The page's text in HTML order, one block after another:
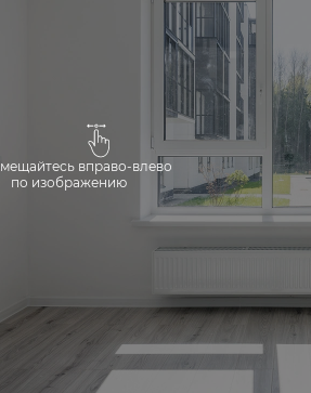
вправо-влево
по изображению